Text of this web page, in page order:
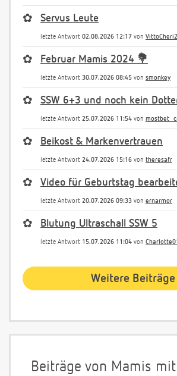
✿ Servus Leute
letzte Antwort 02.08.2026 12:17 von VittoCheri2
✿ Februar Mamis 2024 💐
letzte Antwort 30.07.2026 08:45 von smonkey
✿ SSW 6+3 und noch kein
letzte Antwort 25.07.2026 11:54 von
✿ Beikost & Markenvertrauen
letzte Antwort 24.07.2026 15:16 von theresafr
✿ Video für Geburtstag
letzte Antwort 20.07.2026 09:33 von ernarmor
✿ Blutung Ultraschall SSW 5
letzte Antwort 15.07.2026 11:04 von Charlotte01
Weitere Beiträge
Beiträge von Mamis